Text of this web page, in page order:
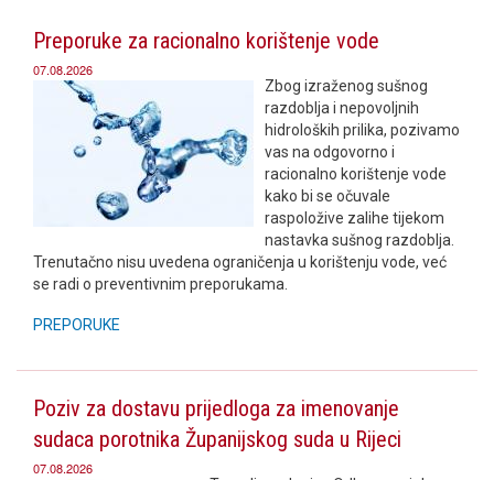
Preporuke za racionalno korištenje vode
07.08.2026
Zbog izraženog sušnog
razdoblja i nepovoljnih
hidroloških prilika, pozivamo
vas na odgovorno i
racionalno korištenje vode
kako bi se očuvale
raspoložive zalihe tijekom
nastavka sušnog razdoblja.
Trenutačno nisu uvedena ograničenja u korištenju vode, već
se radi o preventivnim preporukama.
PREPORUKE
Poziv za dostavu prijedloga za imenovanje
sudaca porotnika Županijskog suda u Rijeci
07.08.2026